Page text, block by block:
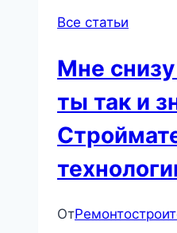
Все статьи
Мне
ты так и
От